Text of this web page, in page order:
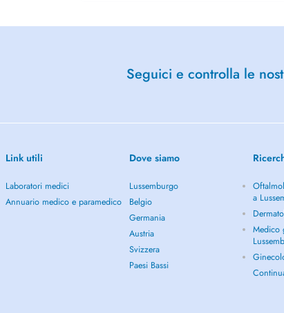
Seguici e controlla le
Link utili
Laboratori medici
Annuario medico e paramedico
Dove siamo
Lussemburgo
Belgio
Germania
Austria
Svizzera
Paesi Bassi
a
Medico